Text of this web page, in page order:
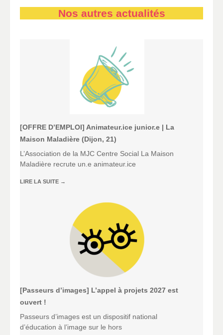
Nos autres actualités
[OFFRE D’EMPLOI] Animateur.ice junior.e | La
Maison Maladière (Dijon, 21)
L’Association de la MJC Centre Social La Maison
Maladière recrute un.e animateur.ice
LIRE LA SUITE →
[Passeurs d’images] L’appel à projets 2027 est
ouvert !
Passeurs d’images est un dispositif national
d’éducation à l’image sur le hors